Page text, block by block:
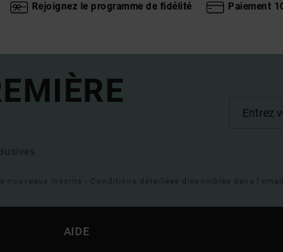
Rejoignez le programme de fidélité Paiement
nouveaux inscrits - Conditions détaillées disponibles dans
AIDE